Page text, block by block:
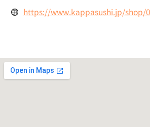
https://www.kappasushi.jp/shop/